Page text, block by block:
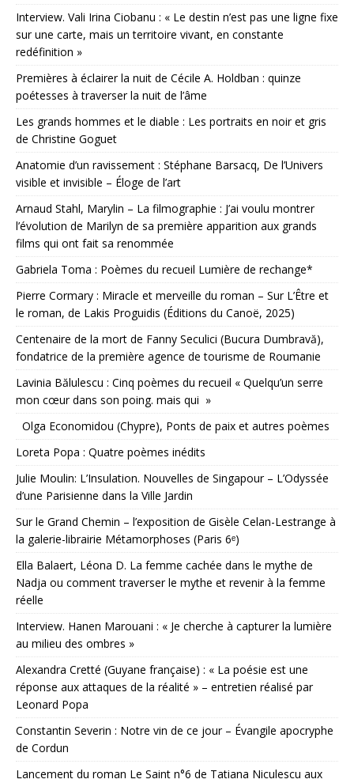
Interview. Vali Irina Ciobanu : « Le destin n’est pas une ligne fixe
sur une carte, mais un territoire vivant, en constante
redéfinition »
Premières à éclairer la nuit de Cécile A. Holdban : quinze
poétesses à traverser la nuit de l’âme
Les grands hommes et le diable : Les portraits en noir et gris
de Christine Goguet
Anatomie d’un ravissement : Stéphane Barsacq, De l’Univers
visible et invisible – Éloge de l’art
Arnaud Stahl, Marylin – La filmographie : J’ai voulu montrer
l’évolution de Marilyn de sa première apparition aux grands
films qui ont fait sa renommée
Gabriela Toma : Poèmes du recueil Lumière de rechange*
Pierre Cormary : Miracle et merveille du roman – Sur L’Être et
le roman, de Lakis Proguidis (Éditions du Canoë, 2025)
Centenaire de la mort de Fanny Seculici (Bucura Dumbravă),
fondatrice de la première agence de tourisme de Roumanie
Lavinia Bălulescu : Cinq poèmes du recueil « Quelqu’un serre
mon cœur dans son poing. mais qui »
Olga Economidou (Chypre), Ponts de paix et autres poèmes
Loreta Popa : Quatre poèmes inédits
Julie Moulin: L’Insulation. Nouvelles de Singapour – L’Odyssée
d’une Parisienne dans la Ville Jardin
Sur le Grand Chemin – l’exposition de Gisèle Celan-Lestrange à
la galerie-librairie Métamorphoses (Paris 6ᵉ)
Ella Balaert, Léona D. La femme cachée dans le mythe de
Nadja ou comment traverser le mythe et revenir à la femme
réelle
Interview. Hanen Marouani : « Je cherche à capturer la lumière
au milieu des ombres »
Alexandra Cretté (Guyane française) : « La poésie est une
réponse aux attaques de la réalité » – entretien réalisé par
Leonard Popa
Constantin Severin : Notre vin de ce jour – Évangile apocryphe
de Cordun
Lancement du roman Le Saint n°6 de Tatiana Niculescu aux